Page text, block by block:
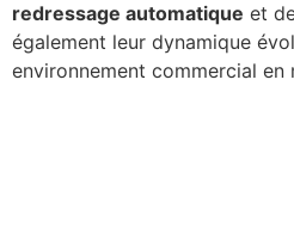
redressage automatique et
également leur dynamique
environnement commercial en